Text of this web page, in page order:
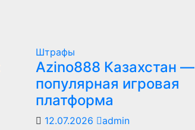
Штрафы
Azino888 Казахстан —
популярная игровая
платформа
12.07.2026 admin